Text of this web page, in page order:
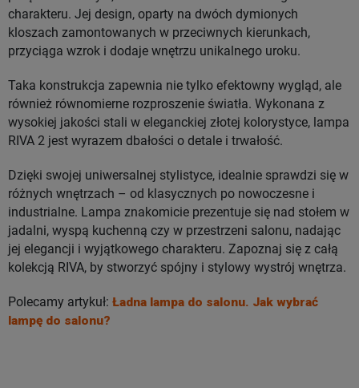
charakteru. Jej design, oparty na dwóch dymionych
kloszach zamontowanych w przeciwnych kierunkach,
przyciąga wzrok i dodaje wnętrzu unikalnego uroku.
Taka konstrukcja zapewnia nie tylko efektowny wygląd, ale
również równomierne rozproszenie światła. Wykonana z
wysokiej jakości stali w eleganckiej złotej kolorystyce, lampa
RIVA 2 jest wyrazem dbałości o detale i trwałość.
Dzięki swojej uniwersalnej stylistyce, idealnie sprawdzi się w
różnych wnętrzach – od klasycznych po nowoczesne i
industrialne. Lampa znakomicie prezentuje się nad stołem w
jadalni, wyspą kuchenną czy w przestrzeni salonu, nadając
jej elegancji i wyjątkowego charakteru. Zapoznaj się z całą
kolekcją RIVA, by stworzyć spójny i stylowy wystrój wnętrza.
Polecamy artykuł: Ładna lampa do salonu. Jak wybrać
lampę do salonu?